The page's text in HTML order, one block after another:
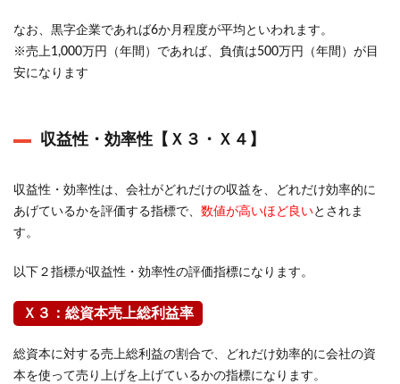
なお、黒字企業であれば6か月程度が平均といわれます。
※売上1,000万円（年間）であれば、負債は500万円（年間）が目
安になります
収益性・効率性【Ｘ３・Ｘ４】
収益性・効率性は、会社がどれだけの収益を、どれだけ効率的に
あげているかを評価する指標で、 数値が高いほど良いとされま
す。
以下２指標が収益性・効率性の評価指標になります。
Ｘ３：総資本売上総利益率
総資本に対する売上総利益の割合で、どれだけ効率的に会社の資
本を使って売り上げを上げているかの指標になります。